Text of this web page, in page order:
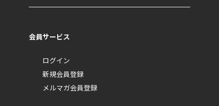
会員サービス
ログイン
新規会員登録
メルマガ会員登録